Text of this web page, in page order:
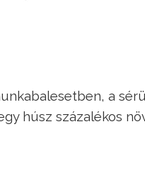
a
húsz százalékos